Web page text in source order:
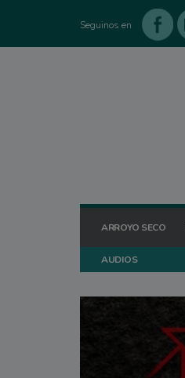
Seguinos en
ARROYO SECO
AUDIOS